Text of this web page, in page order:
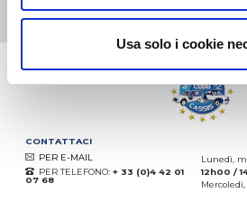
Usa solo i cookie
(dal 2018)
CONTATTACI
PER E-MAIL
PER TELEFONO: + 33 (0)4 42 01
07 68
Lunedì,
12h00 /